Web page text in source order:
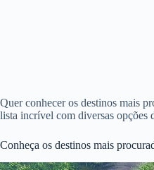
Quer conhecer os destinos mais
lista incrível com diversas opções
Conheça os destinos mais